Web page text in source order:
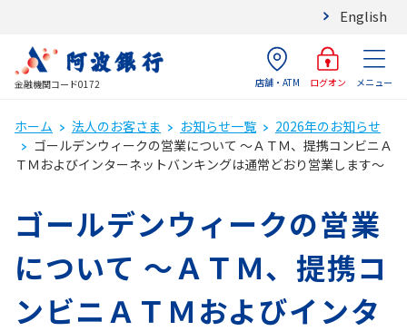
English
金融機関コード0172 店舗・ATM ログオン メニュー
ホーム 法人のお客さま お知らせ一覧
2026年のお知らせ
ゴールデンウィークの営業について ～ＡＴＭ、提携コンビニＡ
ＴＭおよびインターネットバンキングは通常どおり営業します～
ゴールデンウィークの営業
について ～ＡＴＭ、提携コ
ンビニＡＴＭおよびインタ